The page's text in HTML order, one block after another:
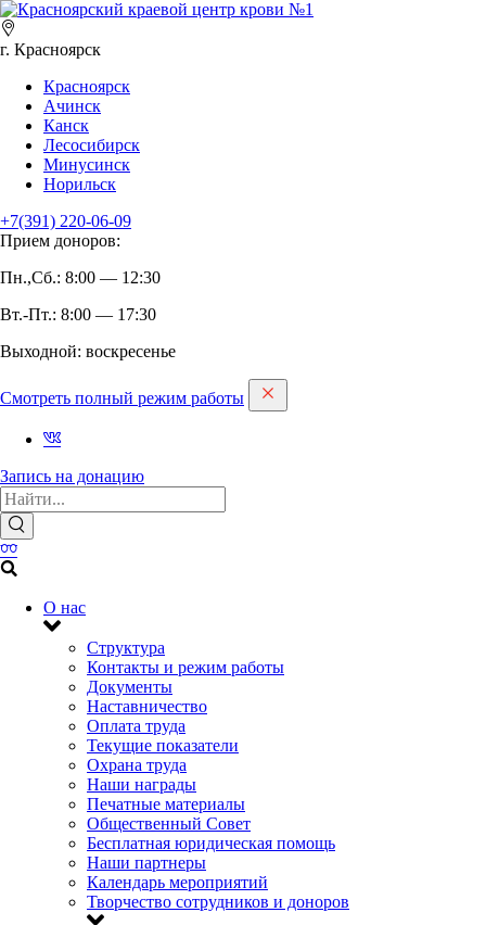
г. Красноярск
Красноярск
Ачинск
Канск
Лесосибирск
Минусинск
Норильск
+7(391) 220-06-09
Прием доноров:
Пн.,Сб.: 8:00 — 12:30
Вт.-Пт.: 8:00 — 17:30
Выходной: воскресенье
Смотреть полный режим работы
Запись на дoнацию
О нас
Структура
Контакты и режим работы
Документы
Наставничество
Оплата труда
Текущие показатели
Охрана труда
Наши награды
Печатные материалы
Общественный Совет
Бесплатная юридическая помощь
Наши партнеры
Календарь мероприятий
Творчество сотрудников и доноров